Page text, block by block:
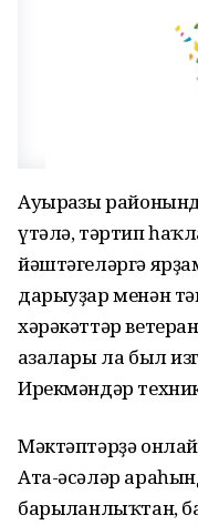
Ауырғазы
үтәлә, тәртип
йәштәгеләргә
дарыуҙар менән
хәрәкәттәр
ағзалары ла был
Ирекмәндәр
Мәктәптәрҙә
Ата-әсәләр
барылғанлыҡтан,